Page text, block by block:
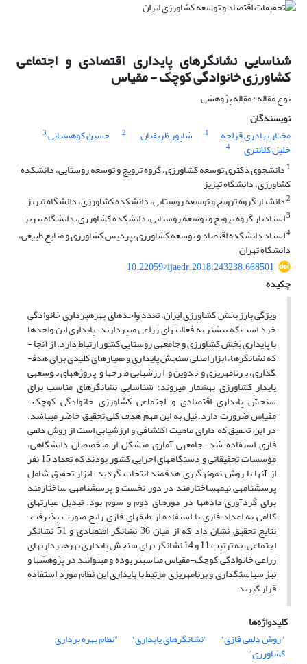
شناسایی نشانگرهای پایداری اقتصادی و اجتماعی
کشاورزی خانوادگی کوچک - مقیاس
نوع مقاله : مقاله پژوهشی
نویسندگان
مختار بهادری قزلجه
1 شاپور ظریفیان 2 حسین کوهستانی3
خلیل کلانتری
4
1 دانشجوی دکتری توسعه کشاورزی، گروه ترویج و توسعه روستایی، دانشکده
کشاورزی، دانشگاه تبزیز
2دانشیار گروه ترویج و توسعه روستایی، دانشکده کشاورزی، دانشگاه تبریز
3استادیار گروه ترویج و توسعه روستایی، دانشکده کشاورزی،‌ دانشگاه تبریز
4استاد دانشکده اقتصاد و توسعه کشاورزی،‌ پردیس کشاورزی و منابع طبیعی،
دانشگاه تهران
10.22059/ijaedr.2018.243238.668501
چکیده
ویژگی بارز بخش کشاورزی ایران، تعدد واحدهای بهره­برداری خانوادگی
خرد است که بیشتر به فعالیت­های زراعی می­پردازند. پایداری این واحدها
با پایداری بخش کشاورزی و جامعه­ی روستایی کشور ارتباط دارد. از آنجا ­
که نشانگرها، ابزار اصلی سنجش پایداری و معیارهای کلیدی برای هدف­
گذاری، برنامه­ریزی و تدوین و ارزشیابی طرح­ها و پروژه­های توسعه­ی
پایدار کشاورزی به­شمار می­روند؛ شناسایی نشانگرهای مناسب برای
سنجش پایداری اقتصادی و اجتماعی کشاورزی خانوادگی کوچک­-
مقیاس ضرورت دارد. نیل به این مهم هدف کلی تحقیق حاضر ­می­باشد.
در این تحقیق که دارای ماهیت اکتشافی و ارزشیابی است از روش دلفی
فازی استفاده شد. جامعه­ی­ آماری متشکل از متخصصان دانشگاهی،
مؤسسات تحقیقاتی و دستگاه­های اجرایی کشور بودند که تعداد 15 نفر
از آن­ها با روش نمونه­گیری هدفمند انتخاب گردید. ابزار تحقیق شامل
پرسشنامه­ی­­ نیمه­ساختارمند در دور نخست و پرسشنامه­ی­­ ساختارمند
برای گردآوری داده­ها در دورهای دوم و سوم بود. تبدیل عبارت­های
کلامی به اعداد فازی با استفاده از طیف­های فازی رایج صورت پذیرفت.
نتایج تحقیق نشان داد که از میان 36 نشانگر اقتصادی و 51 نشانگر
اجتماعی، به ترتیب 11 و 14 نشانگر برای سنجش پایداری بهره­برداری­های
زراعی خانوادگی کوچک­-مقیاس مناسب­تر بوده و می­توانند در پژوهش­ها و
نیز سیاستگذاری و برنامه­ریزی مرتبط با پایداری این نظام مورد استفاده
قرار گیرند.
کلیدواژه‌ها
"روش دلفی فازی"
"نشانگرهای پایداری" "نظام بهره برداری
کشاورزی"